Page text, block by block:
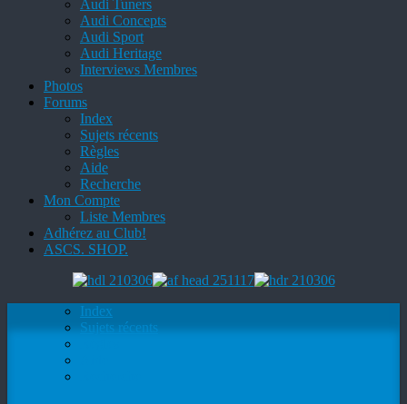
Audi Tuners
Audi Concepts
Audi Sport
Audi Heritage
Interviews Membres
Photos
Forums
Index
Sujets récents
Règles
Aide
Recherche
Mon Compte
Liste Membres
Adhérez au Club!
ASCS. SHOP.
Index
Sujets récents